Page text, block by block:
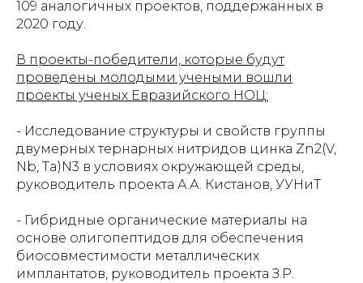
109 аналогичных проектов, поддержанных в
2020 году.
В проекты-победители, которые будут
проведены молодыми учеными вошли
проекты ученых Евразийского НОЦ:
- Исследование структуры и свойств группы
двумерных тернарных нитридов цинка Zn2(V,
Nb, Ta)N3 в условиях окружающей среды,
руководитель проекта А.А. Кистанов, УУНиТ
- Гибридные органические материалы на
основе олигопептидов для обеспечения
биосовместимости металлических
имплантатов, руководитель проекта З.Р.